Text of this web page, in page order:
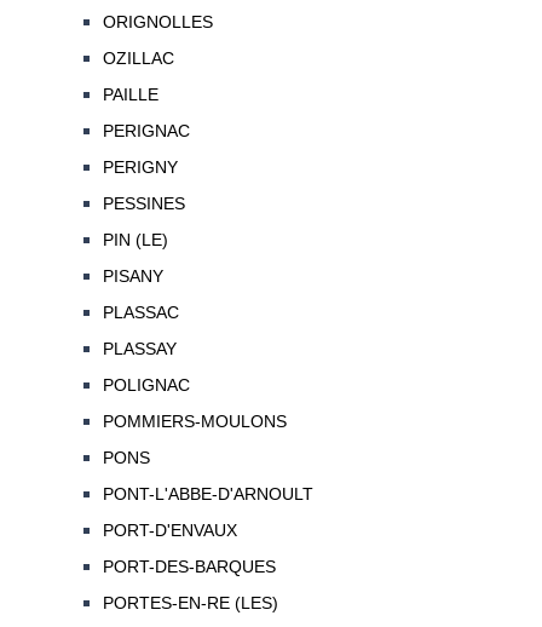
ORIGNOLLES
OZILLAC
PAILLE
PERIGNAC
PERIGNY
PESSINES
PIN (LE)
PISANY
PLASSAC
PLASSAY
POLIGNAC
POMMIERS-MOULONS
PONS
PONT-L'ABBE-D'ARNOULT
PORT-D'ENVAUX
PORT-DES-BARQUES
PORTES-EN-RE (LES)